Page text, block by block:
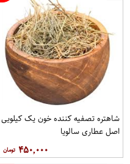
شاهتره تصفیه کننده خون یک کیلویی
اصل عطاری سالویا
۴۵۰,۰۰۰